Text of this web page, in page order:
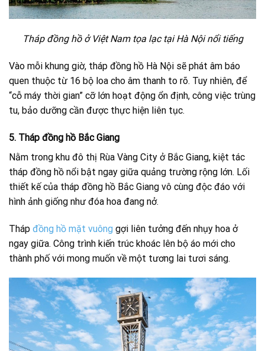
Tháp đồng hồ ở Việt Nam tọa lạc tại Hà Nội nổi tiếng
Vào mỗi khung giờ, tháp đồng hồ Hà Nội sẽ phát âm báo
quen thuộc từ 16 bộ loa cho âm thanh to rõ. Tuy nhiên, để
“cỗ máy thời gian” cỡ lớn hoạt động ổn định, công việc trùng
tu, bảo dưỡng cần được thực hiện liên tục.
5. Tháp đồng hồ Bắc Giang
Nằm trong khu đô thị Rùa Vàng City ở Bắc Giang, kiệt tác
tháp đồng hồ nổi bật ngay giữa quảng trường rộng lớn. Lối
thiết kế của tháp đồng hồ Bắc Giang vô cùng độc đáo với
hình ảnh giống như đóa hoa đang nở.
Tháp đồng hồ mặt vuông gợi liên tưởng đến nhụy hoa ở
ngay giữa. Công trình kiến trúc khoác lên bộ áo mới cho
thành phố với mong muốn về một tương lai tươi sáng.